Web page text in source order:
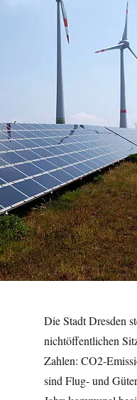
Die Stadt Dresden
nichtöffentlichen
Zahlen: CO2-
sind Flug- und